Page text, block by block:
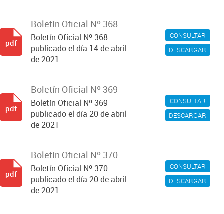
CONSULTAR
DESCARGAR
Boletín Oficial Nº 368
Boletín Oficial Nº 368
publicado el día 14 de abril
de 2021
pdf
CONSULTAR
DESCARGAR
Boletín Oficial Nº 369
Boletín Oficial Nº 369
publicado el día 20 de abril
de 2021
pdf
CONSULTAR
DESCARGAR
Boletín Oficial Nº 370
Boletín Oficial Nº 370
publicado el día 20 de abril
de 2021
pdf